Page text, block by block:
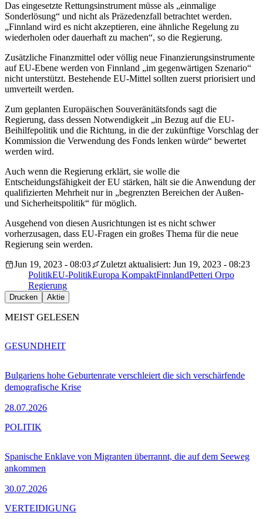
Das eingesetzte Rettungsinstrument müsse als „einmalige
Sonderlösung“ und nicht als Präzedenzfall betrachtet werden.
„Finnland wird es nicht akzeptieren, eine ähnliche Regelung zu
wiederholen oder dauerhaft zu machen“, so die Regierung.
Zusätzliche Finanzmittel oder völlig neue Finanzierungsinstrumente
auf EU-Ebene werden von Finnland „im gegenwärtigen Szenario“
nicht unterstützt. Bestehende EU-Mittel sollten zuerst priorisiert und
umverteilt werden.
Zum geplanten Europäischen Souveränitätsfonds sagt die
Regierung, dass dessen Notwendigkeit „in Bezug auf die EU-
Beihilfepolitik und die Richtung, in die der zukünftige Vorschlag der
Kommission die Verwendung des Fonds lenken würde“ bewertet
werden wird.
Auch wenn die Regierung erklärt, sie wolle die
Entscheidungsfähigkeit der EU stärken, hält sie die Anwendung der
qualifizierten Mehrheit nur in „begrenzten Bereichen der Außen-
und Sicherheitspolitik“ für möglich.
Ausgehend von diesen Ausrichtungen ist es nicht schwer
vorherzusagen, dass EU-Fragen ein großes Thema für die neue
Regierung sein werden.
Jun 19, 2023 - 08:03
Zuletzt aktualisiert: Jun 19, 2023 - 08:23
PolitikEU-PolitikEuropa KompaktFinnlandPetteri Orpo
Regierung
Drucken Aktie
MEIST GELESEN
Bulgariens hohe Geburtenrate verschleiert die sich verschärfende
demografische Krise
28.07.2026
GESUNDHEIT
Spanische Enklave von Migranten überrannt, die auf dem Seeweg
ankommen
30.07.2026
POLITIK
VERTEIDIGUNG